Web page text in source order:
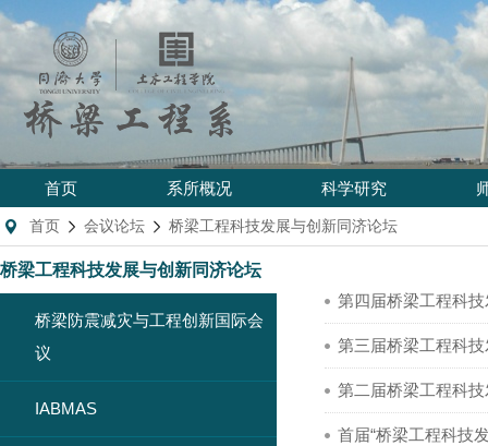
首页 系所概况 科学研究
首页 会议论坛 桥梁工程科技发展与创新同济论坛
桥梁工程科技发展与创新同济论坛
桥梁防震减灾与工程创新国际会
议
IABMAS
第四届桥梁工程科
第三届桥梁工程科
第二届桥梁工程科
首届“桥梁工程科技